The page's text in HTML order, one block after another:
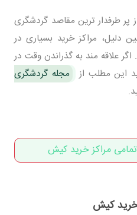
پر طرفدار ترین مقاصد گردشگری
دلیل، مراکز خرید بسیاری در
علاقه مند به گذراندن وقت در
این مطلب از
مجله گردشگری
تمامی مراکز خرید کیش
خرید کیش